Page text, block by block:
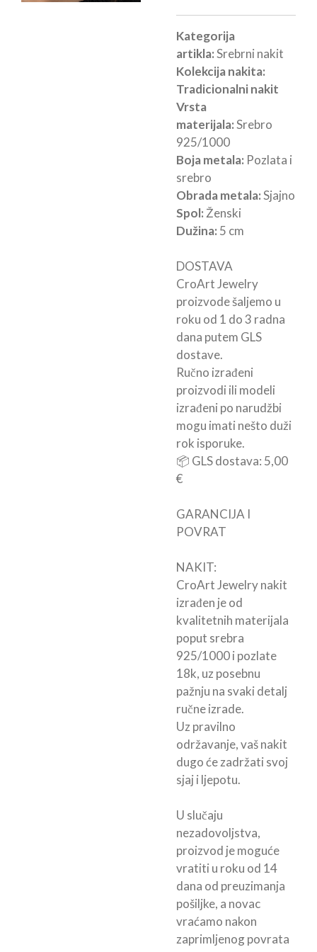
Kategorija
artikla:Srebrni nakit
Kolekcija nakita:
Tradicionalni nakit
Vrsta
materijala:Srebro
925/1000
Boja metala: Pozlata i
srebro
Obrada metala:Sjajno
Spol: Ženski
Dužina: 5 cm
DOSTAVA
CroArt Jewelry
proizvode šaljemo u
roku od 1 do 3 radna
dana putem GLS
dostave.
Ručno izrađeni
proizvodi ili modeli
izrađeni po narudžbi
mogu imati nešto duži
rok isporuke.
📦 GLS dostava: 5,00
€
GARANCIJA I
POVRAT
NAKIT:
CroArt Jewelry nakit
izrađen je od
kvalitetnih materijala
poput srebra
925/1000 i pozlate
18k, uz posebnu
pažnju na svaki detalj
ručne izrade.
Uz pravilno
održavanje, vaš nakit
dugo će zadržati svoj
sjaj i ljepotu.
U slučaju
nezadovoljstva,
proizvod je moguće
vratiti u roku od 14
dana od preuzimanja
pošiljke, a novac
vraćamo nakon
zaprimljenog povrata